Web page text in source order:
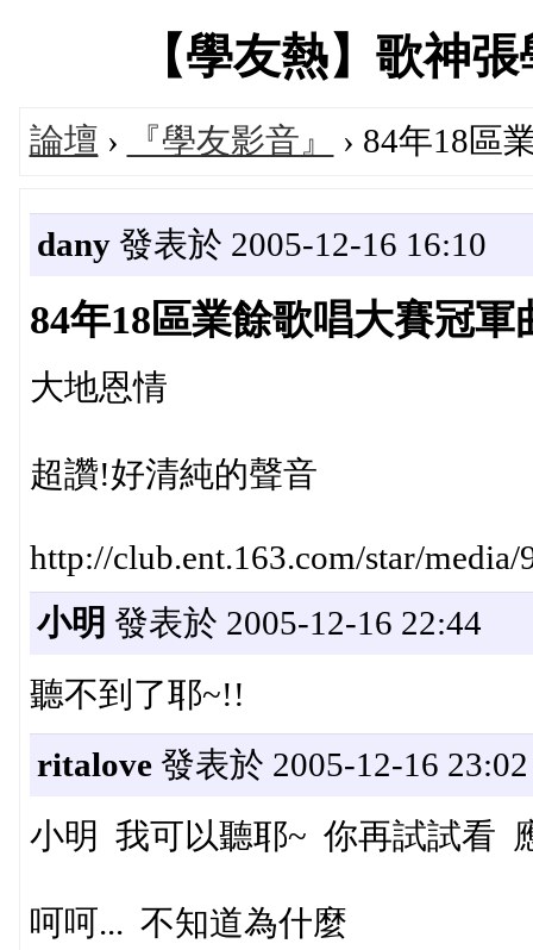
【學友熱】歌神
論壇 › 『學友影音』 › 84年18區
dany發表於 2005-12-16 16:10
84年18區業餘歌唱大賽冠軍
大地恩情
超讚!好清純的聲音
http://club.ent.163.com/star/media/
小明 發表於 2005-12-16 22:44
聽不到了耶~!!
ritalove發表於 2005-12-16 23:02
小明 我可以聽耶~ 你再試試看
呵呵... 不知道為什麼